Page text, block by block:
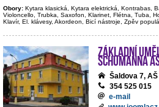
Obory: Kytara klasická, Kytara elektrická, Kontrabas,
Violoncello, Trubka, Saxofon, Klarinet, Flétna, Tuba,
Klavír, El. klávesy, Akordeon, Bicí nástroje, Zpěv
Základní
Schumanna
Šaldova 7, AŠ
354 525 015
e-mail